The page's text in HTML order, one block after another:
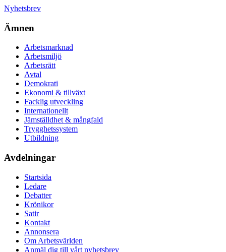
Nyhetsbrev
Ämnen
Arbetsmarknad
Arbetsmiljö
Arbetsrätt
Avtal
Demokrati
Ekonomi & tillväxt
Facklig utveckling
Internationellt
Jämställdhet & mångfald
Trygghetssystem
Utbildning
Avdelningar
Startsida
Ledare
Debatter
Krönikor
Satir
Kontakt
Annonsera
Om Arbetsvärlden
Anmäl dig till vårt nyhetsbrev